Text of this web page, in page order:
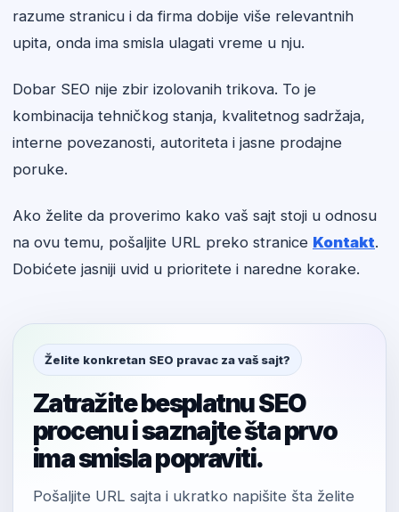
razume stranicu i da firma dobije više relevantnih
upita, onda ima smisla ulagati vreme u nju.
Dobar SEO nije zbir izolovanih trikova. To je
kombinacija tehničkog stanja, kvalitetnog sadržaja,
interne povezanosti, autoriteta i jasne prodajne
poruke.
Ako želite da proverimo kako vaš sajt stoji u odnosu
na ovu temu, pošaljite URL preko stranice Kontakt.
Dobićete jasniji uvid u prioritete i naredne korake.
Želite konkretan SEO pravac za vaš sajt?
Zatražite besplatnu SEO
procenu i saznajte šta prvo
ima smisla popraviti.
Pošaljite URL sajta i ukratko napišite šta želite